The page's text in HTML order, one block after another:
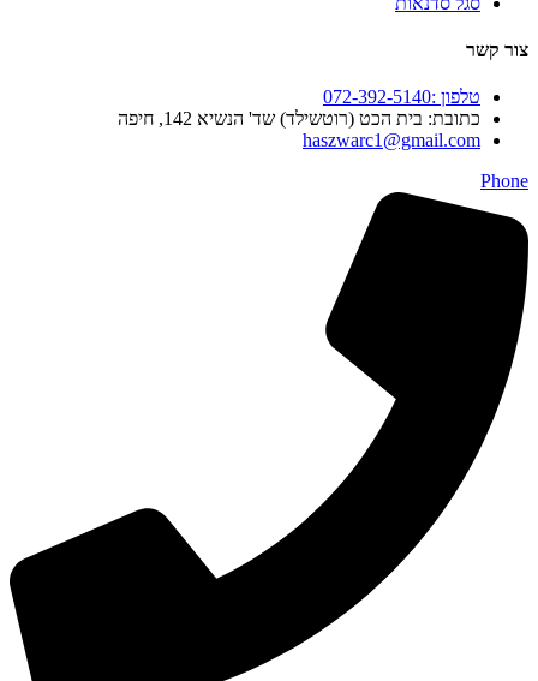
צור קשר
טלפון :072-392-5140
כתובת: בית הכט (רוטשילד) שד' הנשיא 142, חיפה
haszwarc1@gmail.com
Phone